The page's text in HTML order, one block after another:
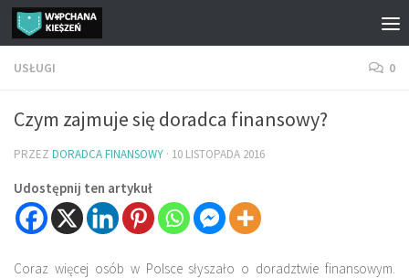
Przejdź do treści
USŁUGI 0
Czym zajmuje się doradca finansowy?
PRZEZ DORADCA FINANSOWY · 10 LISTOPADA 2016
Udostępnij ten artykuł
Coraz więcej osób w Polsce słyszało o doradztwie finansowym.